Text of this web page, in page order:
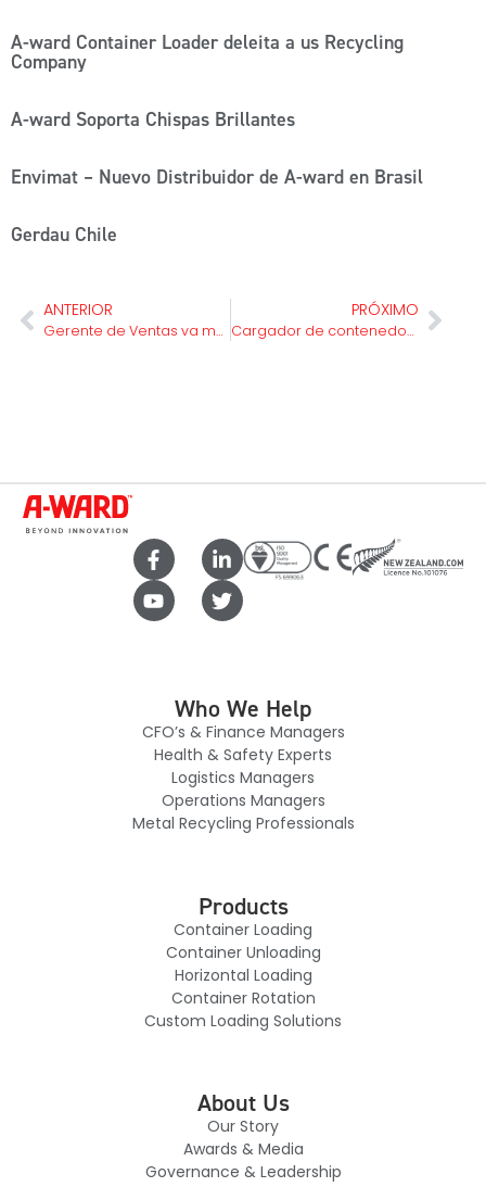
A-ward Container Loader deleita a us Recycling
Company
A-ward Soporta Chispas Brillantes
Envimat – Nuevo Distribuidor de A-ward en Brasil
Gerdau Chile
ANTERIOR
Gerente de Ventas va más allá del call of duty
PRÓXIMO
Cargador de contenedores A-ward para la industria del grano
Who We Help
CFO’s & Finance Managers
Health & Safety Experts
Logistics Managers
Operations Managers
Metal Recycling Professionals
Products
Container Loading
Container Unloading
Horizontal Loading
Container Rotation
Custom Loading Solutions
About Us
Our Story
Awards & Media
Governance & Leadership